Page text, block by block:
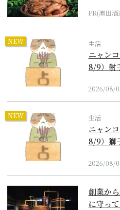
PR(濵田酒
NEW 生活
ニャン
8/9）射
2026/08/
NEW 生活
ニャン
8/9）獅
2026/08/
創業か
に守っ